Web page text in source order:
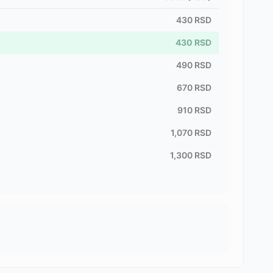
430 RSD
430 RSD
490 RSD
670 RSD
910 RSD
1,070 RSD
1,300 RSD